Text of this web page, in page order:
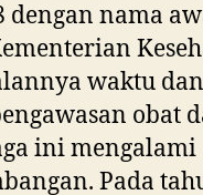
dengan nama
waktu dan
obat
ini mengalami
Pada